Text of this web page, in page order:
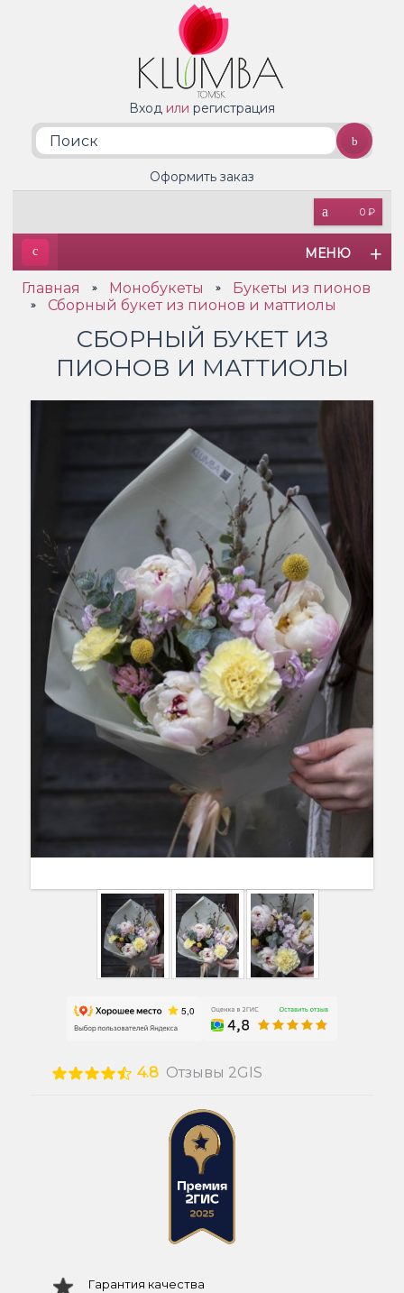
Вход или регистрация
0 ₽
Оформить заказ
МЕНЮ
Главная » Монобукеты » Букеты из пионов
» Сборный букет из пионов и маттиолы
СБОРНЫЙ БУКЕТ ИЗ
ПИОНОВ И МАТТИОЛЫ
4.8 Отзывы 2GIS
Гарантия качества